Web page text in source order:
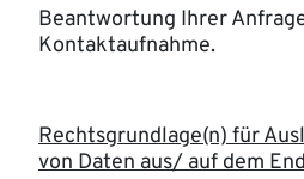
Beantwortung Ihrer
Kontaktaufnahme.
Rechtsgrundlage(n) für
von Daten aus/ auf dem